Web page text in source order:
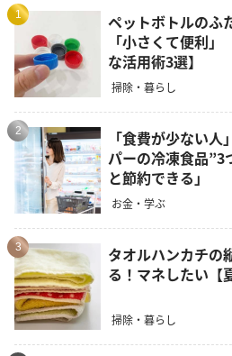
1
ペットボトルのふ
「小さくて便利
な活用術3選】
掃除・暮らし
2
「食費が少ない
パーの冷凍食品”3
と節約できる」
お金・学ぶ
3
タオルハンカチの
る！マネしたい【
掃除・暮らし